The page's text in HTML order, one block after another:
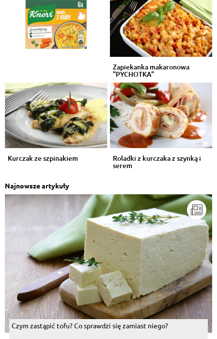
Zapiekanka makaronowa
"PYCHOTKA"
Kurczak ze szpinakiem Roladki z kurczaka z szynką i
serem
Najnowsze artykuły
Czym zastąpić tofu? Co sprawdzi się zamiast niego?